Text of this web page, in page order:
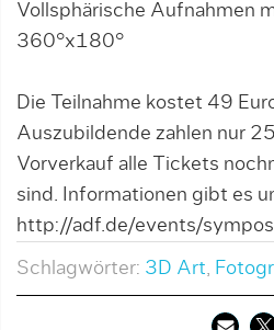
Vollsphärische Aufnahmen
360°x180°
Die Teilnahme kostet 49
Auszubildende zahlen nur
Vorverkauf alle Tickets
sind. Informationen gibt es
http://adf.de/events/
Schlagwörter: 3D Art,